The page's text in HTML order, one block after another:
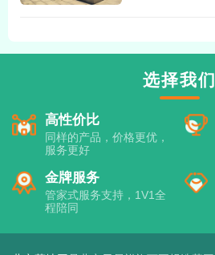
选择我们
高性价比
同样的产品，价格更优，
服务更好
金牌服务
管家式服务支持，1V1全
程陪同